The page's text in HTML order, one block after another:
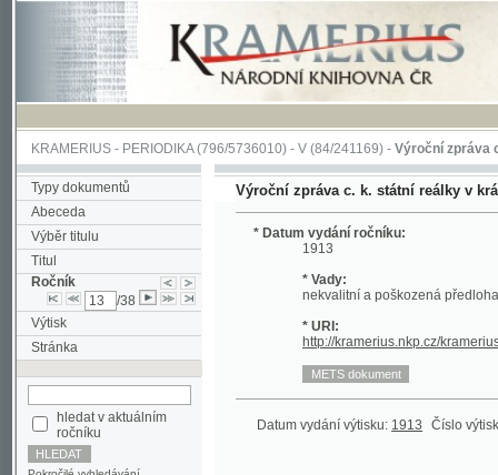
KRAMERIUS-PERIODIKA(796/5736010) -V(84/241169) -Výroční zpráva c. k.
Typy dokumentů
Abeceda
Výběr titulu
Titul
Ročník
/38
Výtisk
Stránka
hledat v aktuálním
Pokročilé vyhledávání
Výroční zpráva c. k. státní reálky v král. hor.
* Datum vydání ročníku:
1913
* Vady:
* URI:
Datum vydání výtisku:1913 Číslo výtisku: